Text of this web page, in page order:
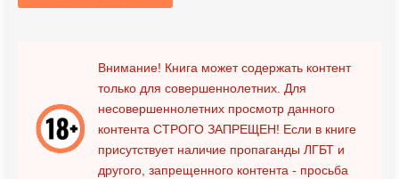
Внимание! Книга может содержать контент
только для совершеннолетних. Для
несовершеннолетних просмотр данного
контента СТРОГО ЗАПРЕЩЕН! Если в книге
присутствует наличие пропаганды ЛГБТ и
другого, запрещенного контента - просьба